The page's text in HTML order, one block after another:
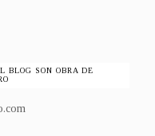
BLOG SON OBRA DE